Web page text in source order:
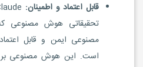
قابل اعتماد و اطمینان:
تحقیقاتی هوش مصنوعی
مصنوعی ایمن و قابل
است. این هوش مصنوعی